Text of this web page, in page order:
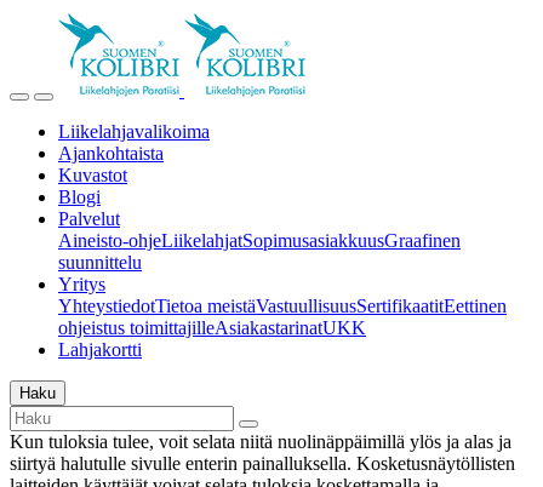
Liikelahjavalikoima
Ajankohtaista
Kuvastot
Blogi
Palvelut
Aineisto-ohjeLiikelahjatSopimusasiakkuusGraafinen
suunnittelu
Yritys
YhteystiedotTietoa meistäVastuullisuusSertifikaatitEettinen
ohjeistus toimittajilleAsiakastarinatUKK
Lahjakortti
Haku
Kun tuloksia tulee, voit selata niitä nuolinäppäimillä ylös ja alas ja
siirtyä halutulle sivulle enterin painalluksella. Kosketusnäytöllisten